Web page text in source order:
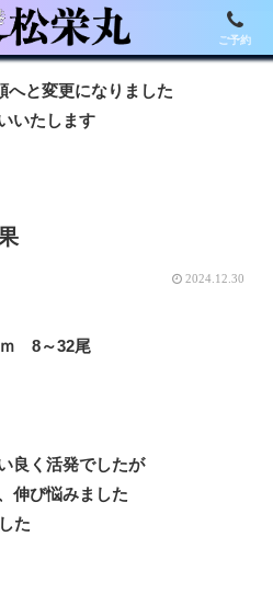
へと変更になりました
いたします
2024.12.30
8～32尾
良く活発でしたが
伸び悩みました
た
ご予約